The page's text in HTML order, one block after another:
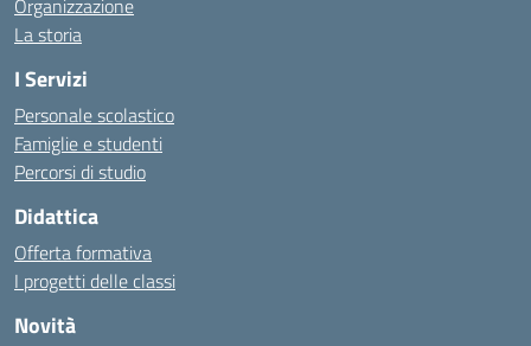
Organizzazione
La storia
I Servizi
Personale scolastico
Famiglie e studenti
Percorsi di studio
Didattica
Offerta formativa
I progetti delle classi
Novità